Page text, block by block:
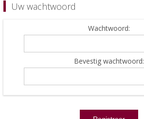
Uw wachtwoord
Wachtwoord:
Bevestig wachtwoord: